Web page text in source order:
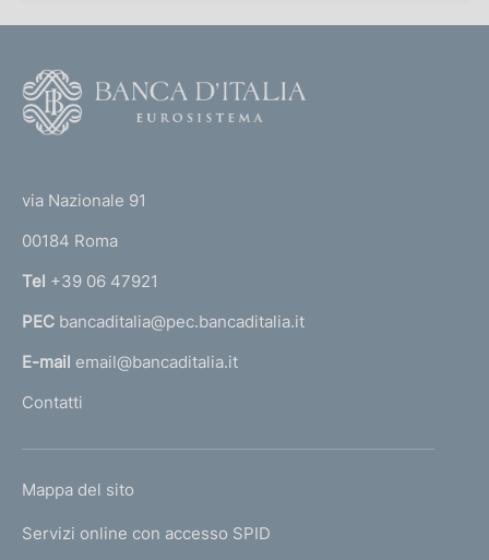
r
n
a
l
m
e
via Nazionale 91
00184 Roma
Tel +39 06 47921
PEC bancaditalia@pec.bancaditalia.it
E-mail email@bancaditalia.it
Contatti
L
N
Mappa del sito
Servizi online con accesso SPID